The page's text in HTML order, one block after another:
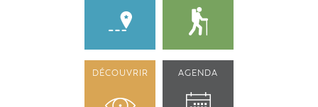
DÉCOUVRIR AGENDA